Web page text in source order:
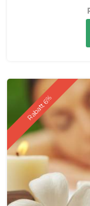
Rabatt 6%